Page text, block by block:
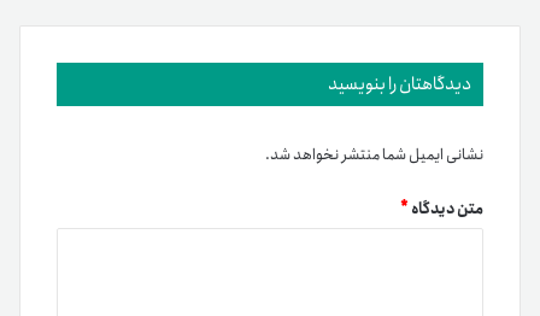
دیدگاهتان را بنویسید
نشانی ایمیل شما منتشر نخواهد شد.
متن دیدگاه*